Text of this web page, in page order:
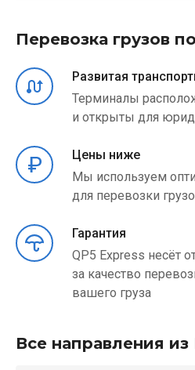
Перевозка грузов
Развитая
Терминалы
и открыты для
Цены ниже
Мы используем
для перевозки
Гарантия
QP5 Express несёт
за качество
вашего груза
Все направления из